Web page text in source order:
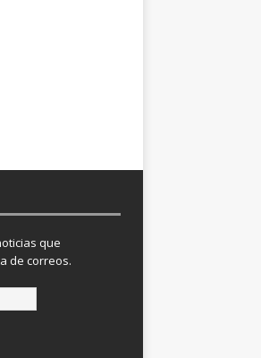
que
de correos.